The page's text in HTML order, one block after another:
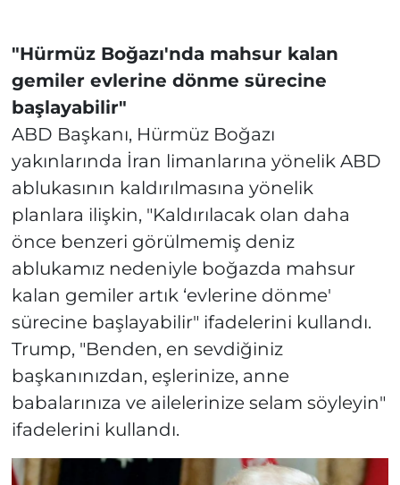
"Hürmüz Boğazı'nda mahsur kalan
gemiler evlerine dönme sürecine
başlayabilir"
ABD Başkanı, Hürmüz Boğazı
yakınlarında İran limanlarına yönelik ABD
ablukasının kaldırılmasına yönelik
planlara ilişkin, "Kaldırılacak olan daha
önce benzeri görülmemiş deniz
ablukamız nedeniyle boğazda mahsur
kalan gemiler artık ‘evlerine dönme'
sürecine başlayabilir" ifadelerini kullandı.
Trump, "Benden, en sevdiğiniz
başkanınızdan, eşlerinize, anne
babalarınıza ve ailelerinize selam söyleyin"
ifadelerini kullandı.